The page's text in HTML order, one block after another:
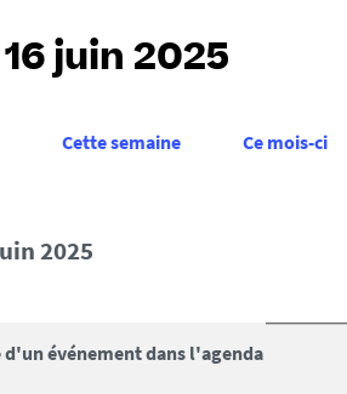
juin 2025
Cette semaine Ce mois-ci
2025
d'un événement dans l'agenda